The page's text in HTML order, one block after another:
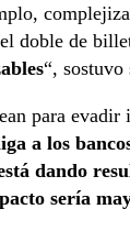
doble de
“, sostuvo
para evadir
a los
dando
sería